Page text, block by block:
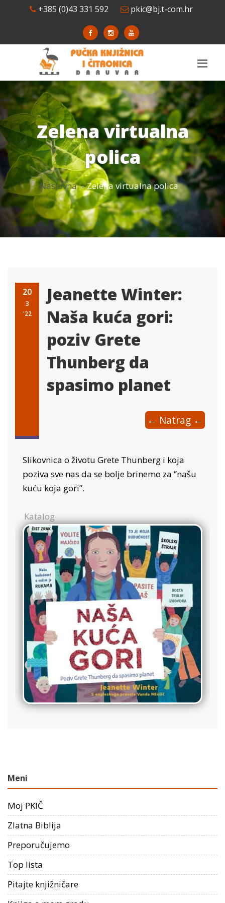
+385 (0)43 331 592 pkic@bj.t-com.hr
Zelena virtualna
polica
Naslovna Zelena virtualna polica
20
3
'22
Jeanette Winter:
Naša kuća gori:
poziv Grete
Thunberg da
spasimo planet
← Natrag ←
Slikovnica o životu Grete Thunberg i koja
poziva sve nas da se bolje brinemo za ‘’našu
kuću koja gori’’.
Katalog
Meni
Moj PKIČ
Zlatna Biblija
Preporučujemo
Top lista
Pitajte knjižničare